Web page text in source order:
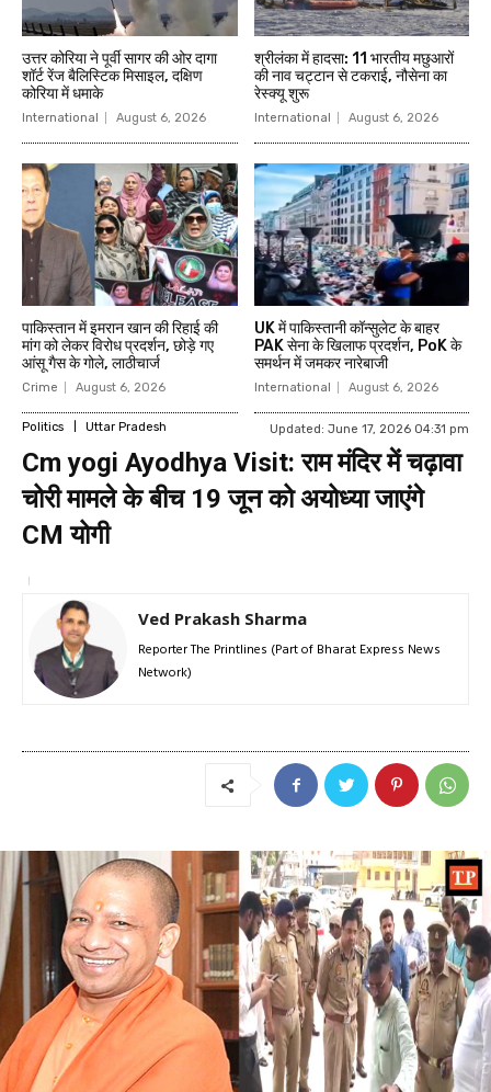
उत्तर कोरिया ने पूर्वी सागर की ओर दागा
शॉर्ट रेंज बैलिस्टिक मिसाइल, दक्षिण
कोरिया में धमाके
International August 6, 2026
श्रीलंका में हादसा: 11 भारतीय मछुआरों
की नाव चट्टान से टकराई, नौसेना का
रेस्क्यू शुरू
International August 6, 2026
पाकिस्तान में इमरान खान की रिहाई की
मांग को लेकर विरोध प्रदर्शन, छोड़े गए
आंसू गैस के गोले, लाठीचार्ज
Crime August 6, 2026
UK में पाकिस्तानी कॉन्सुलेट के बाहर
PAK सेना के खिलाफ प्रदर्शन, PoK के
समर्थन में जमकर नारेबाजी
International August 6, 2026